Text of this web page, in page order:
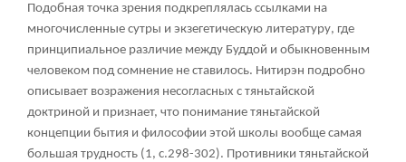
Подобная точка зрения подкреплялась ссылками на
многочисленные сутры и экзегетическую литературу, где
принципиальное различие между Буддой и обыкновенным
человеком под сомнение не ставилось. Нитирэн подробно
описывает возражения несогласных с тяньтайской
доктриной и признает, что понимание тяньтайской
концепции бытия и философии этой школы вообще самая
большая трудность (1, с.298-302). Противники тяньтайской